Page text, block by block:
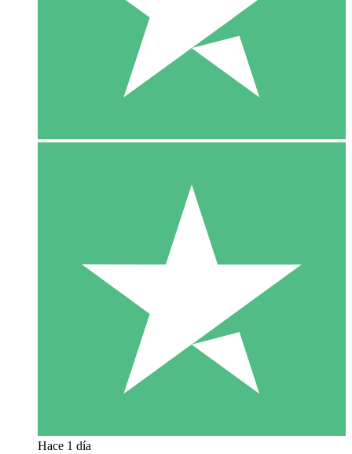
Hace 1 día